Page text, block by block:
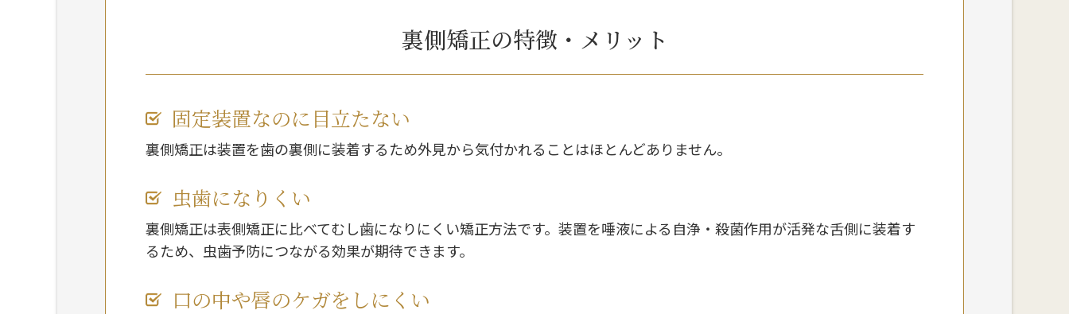
裏側矯正の特徴・メリット
固定装置なのに目立たない
裏側矯正は装置を歯の裏側に装着するため外見から気付かれることはほとんどありません。
虫歯になりくい
裏側矯正は表側矯正に比べてむし歯になりにくい矯正方法です。装置を唾液による自浄・殺菌作用が活発な舌側に装着す
るため、虫歯予防につながる効果が期待できます。
口の中や唇のケガをしにくい